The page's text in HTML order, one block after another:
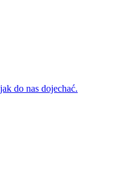
do nas dojechać.